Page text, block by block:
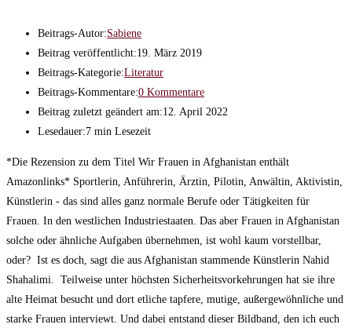
Beitrags-Autor:Sabiene
Beitrag veröffentlicht:19. März 2019
Beitrags-Kategorie:Literatur
Beitrags-Kommentare:0 Kommentare
Beitrag zuletzt geändert am:12. April 2022
Lesedauer:7 min Lesezeit
*Die Rezension zu dem Titel Wir Frauen in Afghanistan enthält
Amazonlinks* Sportlerin, Anführerin, Ärztin, Pilotin, Anwältin, Aktivistin,
Künstlerin - das sind alles ganz normale Berufe oder Tätigkeiten für
Frauen. In den westlichen Industriestaaten. Das aber Frauen in Afghanistan
solche oder ähnliche Aufgaben übernehmen, ist wohl kaum vorstellbar,
oder? Ist es doch, sagt die aus Afghanistan stammende Künstlerin Nahid
Shahalimi. Teilweise unter höchsten Sicherheitsvorkehrungen hat sie ihre
alte Heimat besucht und dort etliche tapfere, mutige, außergewöhnliche und
starke Frauen interviewt. Und dabei entstand dieser Bildband, den ich euch